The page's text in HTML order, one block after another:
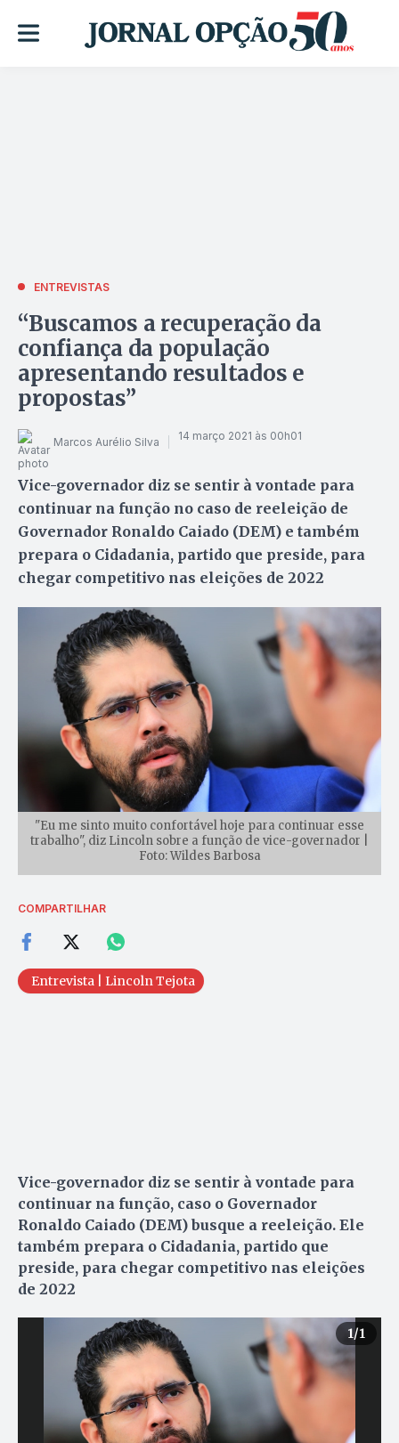
ENTREVISTAS
“Buscamos a recuperação da
confiança da população
apresentando resultados e
propostas”
Marcos Aurélio Silva 14 março 2021 às 00h01
Vice-governador diz se sentir à vontade para
continuar na função no caso de reeleição de
Governador Ronaldo Caiado (DEM) e também
prepara o Cidadania, partido que preside, para
chegar competitivo nas eleições de 2022
"Eu me sinto muito confortável hoje para continuar esse
trabalho", diz Lincoln sobre a função de vice-governador |
Foto: Wildes Barbosa
COMPARTILHAR
Entrevista | Lincoln Tejota
Vice-governador diz se sentir à vontade para
continuar na função, caso o Governador
Ronaldo Caiado (DEM) busque a reeleição. Ele
também prepara o Cidadania, partido que
preside, para chegar competitivo nas eleições
de 2022
1/1